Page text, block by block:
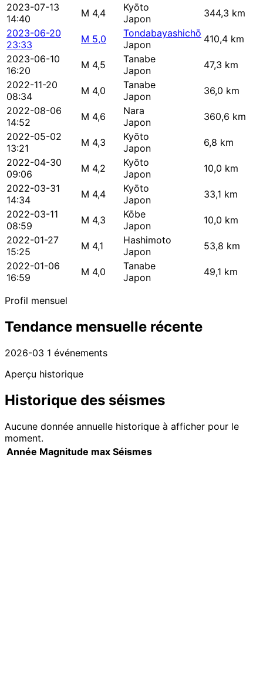
2023-07-13
14:40
M 4,4
Kyōto
Japon
344,3 km
2023-06-20
23:33
M 5,0
Tondabayashichō
Japon
410,4 km
2023-06-10
16:20
M 4,5
Tanabe
Japon
47,3 km
2022-11-20
08:34
M 4,0
Tanabe
Japon
36,0 km
2022-08-06
14:52
M 4,6
Nara
Japon
360,6 km
2022-05-02
13:21
M 4,3
Kyōto
Japon
6,8 km
2022-04-30
09:06
M 4,2
Kyōto
Japon
10,0 km
2022-03-31
14:34
M 4,4
Kyōto
Japon
33,1 km
2022-03-11
08:59
M 4,3
Kōbe
Japon
10,0 km
2022-01-27
15:25
M 4,1
Hashimoto
Japon
53,8 km
2022-01-06
16:59
M 4,0
Tanabe
Japon
49,1 km
Profil mensuel
Tendance mensuelle récente
2026-03 1 événements
Aperçu historique
Historique des séismes
Aucune donnée annuelle historique à afficher pour le
moment.
Année Magnitude max Séismes